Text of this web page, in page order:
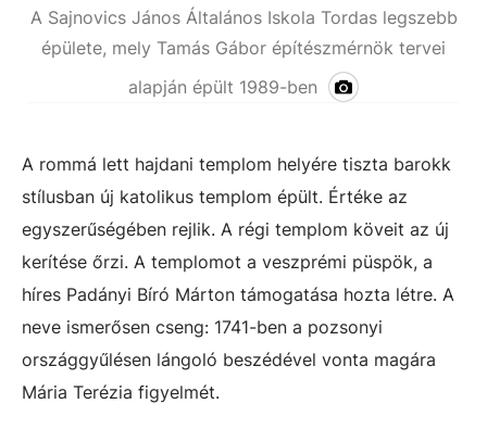
A Sajnovics János Általános Iskola Tordas legszebb
épülete, mely Tamás Gábor építészmérnök tervei
alapján épült 1989-ben
A rommá lett hajdani templom helyére tiszta barokk
stílusban új katolikus templom épült. Értéke az
egyszerűségében rejlik. A régi templom köveit az új
kerítése őrzi. A templomot a veszprémi püspök, a
híres Padányi Bíró Márton támogatása hozta létre. A
neve ismerősen cseng: 1741-ben a pozsonyi
országgyűlésen lángoló beszédével vonta magára
Mária Terézia figyelmét.